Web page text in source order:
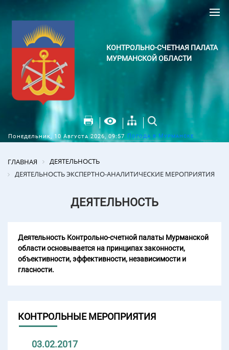
КОНТРОЛЬНО-СЧЕТНАЯ ПАЛАТА
МУРМАНСКОЙ ОБЛАСТИ
Понедельник, 10 Августа 2026, 09:57 Погода в Мурманске
ГЛАВНАЯ
ДЕЯТЕЛЬНОСТЬ
ДЕЯТЕЛЬНОСТЬ ЭКСПЕРТНО-АНАЛИТИЧЕСКИЕ МЕРОПРИЯТИЯ
ДЕЯТЕЛЬНОСТЬ
Деятельность Контрольно-счетной палаты Мурманской
области основывается на принципах законности,
объективности, эффективности, независимости и
гласности.
КОНТРОЛЬНЫЕ МЕРОПРИЯТИЯ
03.02.2017